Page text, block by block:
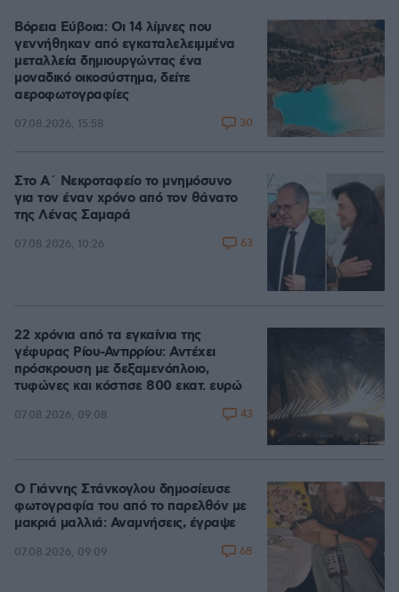
Βόρεια Εύβοια: Οι 14 λίμνες που
γεννήθηκαν από εγκαταλελειμμένα
μεταλλεία δημιουργώντας ένα
μοναδικό οικοσύστημα, δείτε
αεροφωτογραφίες
07.08.2026, 15:58 30
Στο Α΄ Νεκροταφείο το μνημόσυνο
για τον έναν χρόνο από τον θάνατο
της Λένας Σαμαρά
07.08.2026, 10:26 63
22 χρόνια από τα εγκαίνια της
γέφυρας Ρίου-Αντιρρίου: Αντέχει
πρόσκρουση με δεξαμενόπλοιο,
τυφώνες και κόστισε 800 εκατ. ευρώ
07.08.2026, 09:08 43
Ο Γιάννης Στάνκογλου δημοσίευσε
φωτογραφία του από το παρελθόν με
μακριά μαλλιά: Αναμνήσεις, έγραψε
07.08.2026, 09:09 68